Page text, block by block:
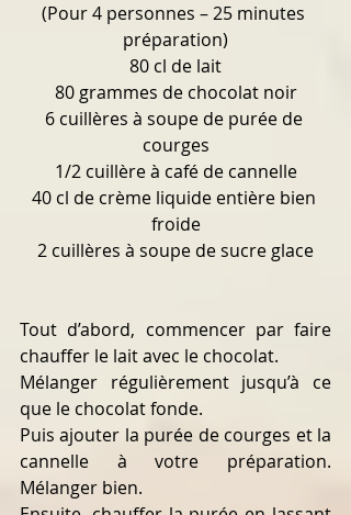
(Pour 4 personnes – 25 minutes
préparation)
80 cl de lait
80 grammes de chocolat noir
6 cuillères à soupe de purée de
courges
1/2 cuillère à café de cannelle
40 cl de crème liquide entière bien
froide
2 cuillères à soupe de sucre glace
Tout d’abord, commencer par faire
chauffer le lait avec le chocolat.
Mélanger régulièrement jusqu’à ce
que le chocolat fonde.
Puis ajouter la purée de courges et la
cannelle à votre préparation.
Mélanger bien.